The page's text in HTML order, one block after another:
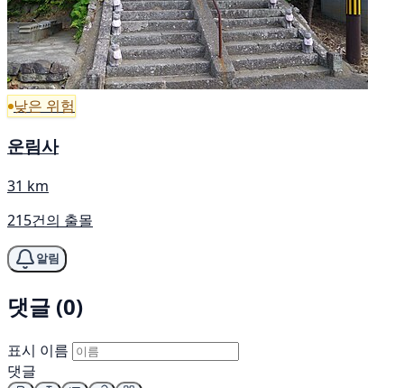
낮은 위험
운림사
31 km
215건의 출몰
알림
댓글 (0)
표시 이름
댓글